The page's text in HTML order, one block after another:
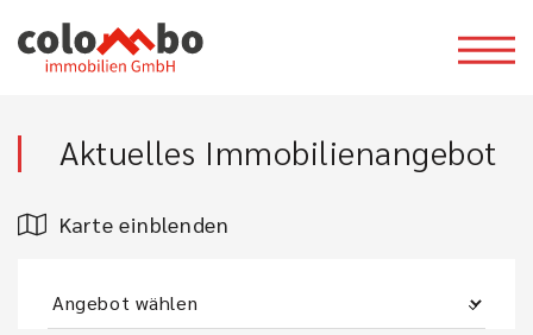
Aktuelles Immobilienangebot
Karte einblenden